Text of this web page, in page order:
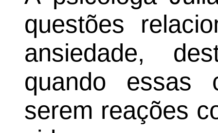
questões
ansiedade,
quando essas
serem reações